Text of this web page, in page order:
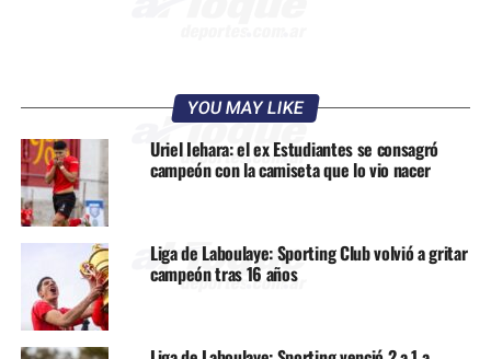
YOU MAY LIKE
Uriel Iehara: el ex Estudiantes se consagró
campeón con la camiseta que lo vio nacer
Liga de Laboulaye: Sporting Club volvió a gritar
campeón tras 16 años